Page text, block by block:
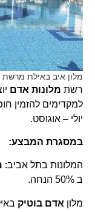
מלון איב באילת
רשת מלונות אדם
למקדימים להזמין
יולי – אוגוסט.
במסגרת המבצע:
המלונות בתל אביב:
ב 50% הנחה.
מלון אדם בוטיק